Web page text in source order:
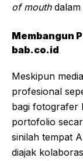
of mouthdalam
Membangun
bab.co.id
Meskipun
profesional
bagi fotografer
portofolio
sinilah tempat
diajak